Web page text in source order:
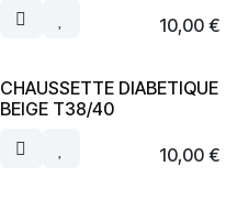
10,00€
CHAUSSETTE DIABETIQUE
BEIGE T38/40
10,00€